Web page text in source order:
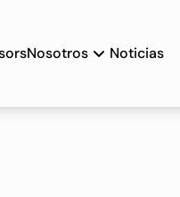
Nosotros Noticias